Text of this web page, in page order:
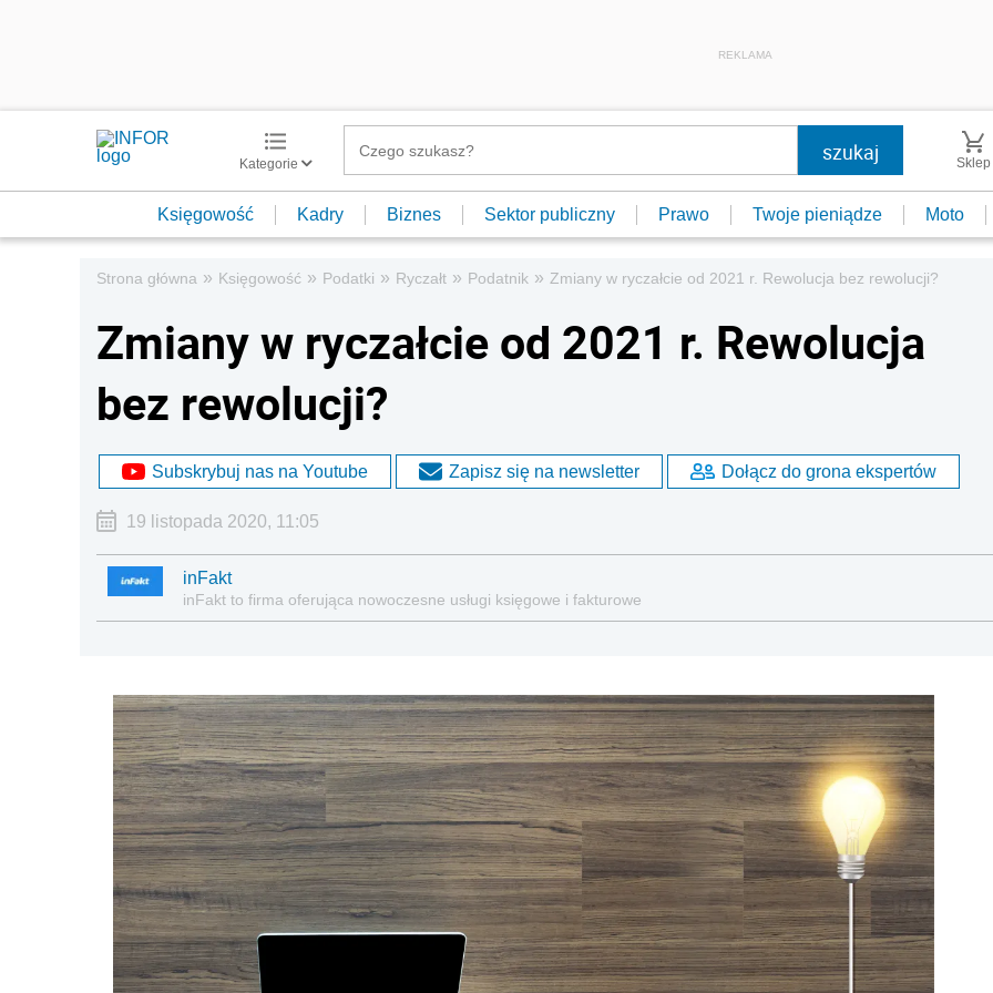
REKLAMA
Kategorie Sklep
Księgowość Kadry Biznes Sektor publiczny Prawo Twoje pieniądze Moto
Strona główna » Księgowość » Podatki » Ryczałt » Podatnik » Zmiany w ryczałcie od 2021 r. Rewolucja bez rewolucji?
Zmiany w ryczałcie od 2021 r. Rewolucja
bez rewolucji?
Subskrybuj nas na Youtube Zapisz się na newsletter Dołącz do grona ekspertów
19 listopada 2020, 11:05
inFakt
inFakt to firma oferująca nowoczesne usługi księgowe i fakturowe